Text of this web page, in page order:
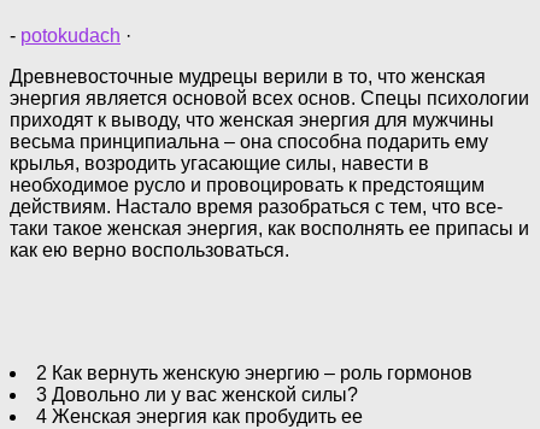
- potokudach ·
Древневосточные мудрецы верили в то, что женская
энергия является основой всех основ. Спецы психологии
приходят к выводу, что женская энергия для мужчины
весьма принципиальна – она способна подарить ему
крылья, возродить угасающие силы, навести в
необходимое русло и провоцировать к предстоящим
действиям. Настало время разобраться с тем, что все-
таки такое женская энергия, как восполнять ее припасы и
как ею верно воспользоваться.
2 Как вернуть женскую энергию – роль гормонов
3 Довольно ли у вас женской силы?
4 Женская энергия как пробудить ее